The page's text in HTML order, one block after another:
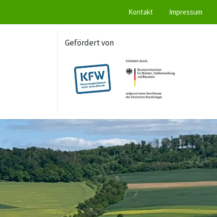
Kontakt Impressum
Gefördert von